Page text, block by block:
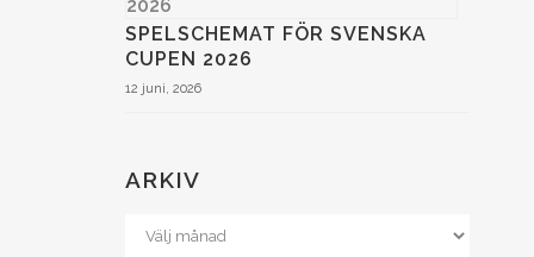
SPELSCHEMAT FÖR SVENSKA
CUPEN 2026
12 juni, 2026
ARKIV